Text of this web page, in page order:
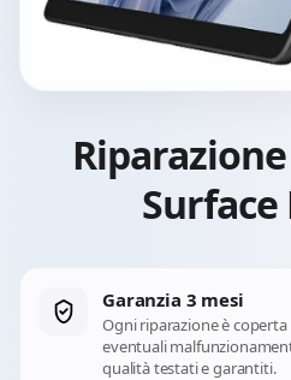
Surface
Garanzia 3 mesi
Ogni riparazione è
eventuali
qualità testati e garantiti.